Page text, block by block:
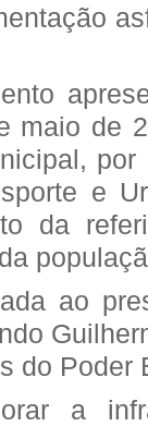
maio de
por
e
da
ao
do Poder
a